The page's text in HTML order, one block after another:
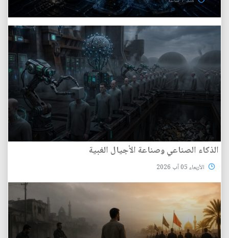
الذكاء الصناعي وصناعة الأجيال الغبية
الأربعاء 05 آب 2026